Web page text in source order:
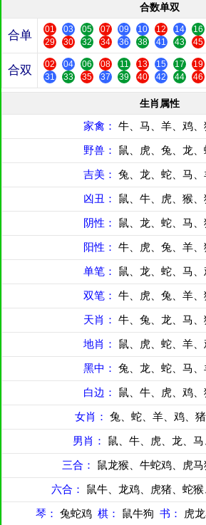
合数单双
合单 01 03 05 07 09 10 12 14 16
29
30 32 34 36 38 41 43 45
合双 02 04 06 08 11 13 15 17 19
31
33 35 37 39 40 42 44 46
生肖属性
家禽： 牛、马、羊、鸡
野兽： 鼠、虎、兔、龙
吉美： 兔、龙、蛇、马
凶丑： 鼠、牛、虎、猴
阴性： 鼠、龙、蛇、马
阳性： 牛、虎、兔、羊
单笔： 鼠、龙、蛇、马
双笔： 牛、虎、兔、羊、
天肖： 牛、兔、龙、马
地肖： 鼠、虎、蛇、羊
黑中： 兔、龙、蛇、马
白边： 鼠、牛、虎、鸡
女肖： 兔、蛇、羊、鸡、
男肖： 鼠、牛、虎、龙、
三合： 鼠龙猴、牛蛇鸡、虎
六合： 鼠牛、龙鸡、虎猪、蛇
琴： 兔蛇鸡 棋： 鼠牛狗 书： 虎